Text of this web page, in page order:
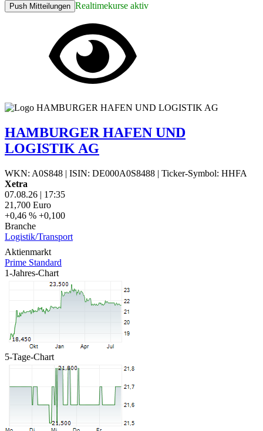
Push Mitteilungen Realtimekurse aktiv
HAMBURGER HAFEN UND
LOGISTIK AG
WKN: A0S848 | ISIN: DE000A0S8488 | Ticker-Symbol: HHFA
Xetra
07.08.26 | 17:35
21,700 Euro
+0,46 % +0,100
Branche
Logistik/Transport
Aktienmarkt
Prime Standard
1-Jahres-Chart
5-Tage-Chart